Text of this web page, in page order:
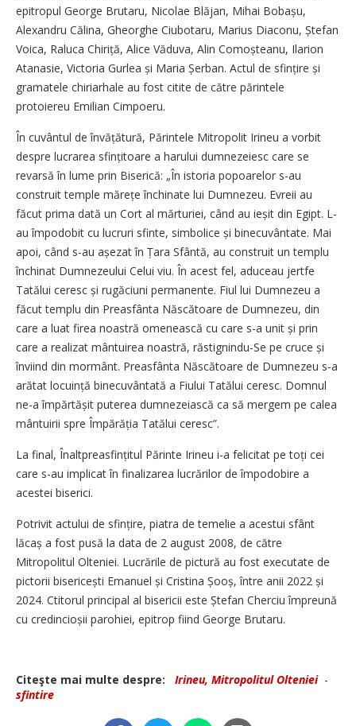
epitropul George Brutaru, Nicolae Blăjan, Mihai Bobașu,
Alexandru Călina, Gheorghe Ciubotaru, Marius Diaconu, Ștefan
Voica, Raluca Chiriță, Alice Văduva, Alin Comoșteanu, Ilarion
Atanasie, Victoria Gurlea și Maria Șerban. Actul de sfințire și
gramatele chiriarhale au fost citite de către părintele
protoiereu Emilian Cimpoeru.
În cuvântul de învățătură, Părintele Mitropolit Irineu a vorbit
despre lucrarea sfințitoare a harului dumnezeiesc care se
revarsă în lume prin Biserică: „În istoria popoarelor s-au
construit temple mărețe închinate lui Dumnezeu. Evreii au
făcut prima dată un Cort al mărturiei, când au ieșit din Egipt. L-
au împodobit cu lucruri sfinte, simbolice și binecuvântate. Mai
apoi, când s-au așezat în Țara Sfântă, au construit un templu
închinat Dumnezeului Celui viu. În acest fel, aduceau jertfe
Tatălui ceresc și rugăciuni permanente. Fiul lui Dumnezeu a
făcut templu din Preasfânta Născătoare de Dumnezeu, din
care a luat firea noastră omenească cu care s-a unit și prin
care a realizat mântuirea noastră, răstignindu-Se pe cruce și
înviind din mormânt. Preasfânta Născătoare de Dumnezeu s-a
arătat locuință binecuvântată a Fiului Tatălui ceresc. Domnul
ne-a împărtășit puterea dumnezeiască ca să mergem pe calea
mântuirii spre Împărăția Tatălui ceresc”.
La final, Înaltpreasfințitul Părinte Irineu i-a felicitat pe toți cei
care s-au implicat în finalizarea lucrărilor de împodobire a
acestei biserici.
Potrivit actului de sfințire, piatra de temelie a acestui sfânt
lăcaș a fost pusă la data de 2 august 2008, de către
Mitropolitul Olteniei. Lucrările de pictură au fost executate de
pictorii bisericești Emanuel și Cristina Șooș, între anii 2022 și
2024. Ctitorul principal al bisericii este Ștefan Cherciu împreună
cu credincioșii parohiei, epitrop fiind George Brutaru.
Citeşte mai multe despre: Irineu, Mitropolitul Olteniei-
sfintire